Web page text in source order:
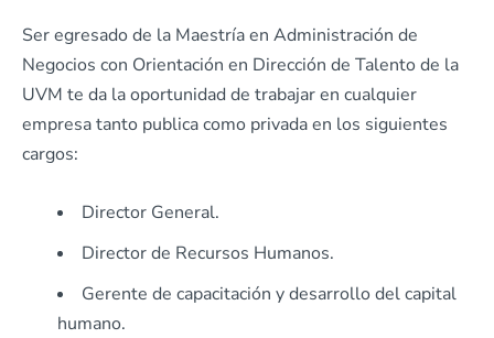
Ser egresado de la Maestría en Administración de
Negocios con Orientación en Dirección de Talento de la
UVM te da la oportunidad de trabajar en cualquier
empresa tanto publica como privada en los siguientes
cargos:
Director General.
Director de Recursos Humanos.
Gerente de capacitación y desarrollo del capital
humano.